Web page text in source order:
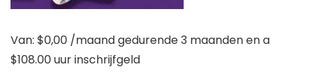
Van: $0,00 /maand gedurende 3 maanden en a
$108.00 uurinschrijfgeld